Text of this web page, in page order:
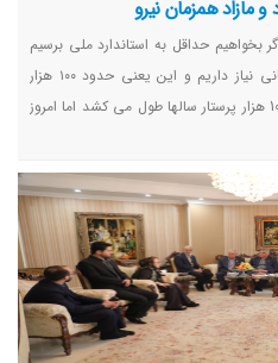
و مازاد همزمان نیرو
حداقل به استاندارد ملی برسیم
به 1.8پرستار به ازای هر تخت بیمارستانی نیاز داریم و این یعنی حدود ۱۰۰ هزار
پرستار کم داریم که با استخدام سالانه 10 هزار پرستار سالها طول می کشد اما امروز
و مازاد همزمان پرستار در ایران